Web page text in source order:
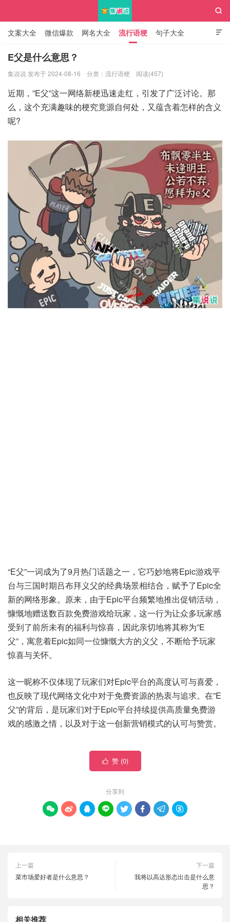

文案大全 微信爆款 网名大全 流行语梗 句子大全
知识大全

E父是什么意思？
集说说 发布于 2024-08-16 分类： 流行语梗 阅读(457)
近期，”E父”这一网络新梗迅速走红，引发了广泛讨论。那
么，这个充满趣味的梗究竟源自何处，又蕴含着怎样的含义
呢?
“E父”一词成为了9月热门话题之一，它巧妙地将Epic游戏平
台与三国时期吕布拜义父的经典场景相结合，赋予了Epic全
新的网络形象。原来，由于Epic平台频繁地推出促销活动，
慷慨地赠送数百款免费游戏给玩家，这一行为让众多玩家感
受到了前所未有的福利与惊喜，因此亲切地将其称为”E
父”，寓意着Epic如同一位慷慨大方的义父，不断给予玩家
惊喜与关怀。
这一昵称不仅体现了玩家们对Epic平台的高度认可与喜爱，
也反映了现代网络文化中对于免费资源的热衷与追求。在”E
父”的背后，是玩家们对于Epic平台持续提供高质量免费游
戏的感激之情，以及对于这一创新营销模式的认可与赞赏。
 赞 (0)
分享到
       
上一篇
菜市场爱好者是什么意思？
下一篇
我将以高达形态出击是什么意
思？
相关推荐